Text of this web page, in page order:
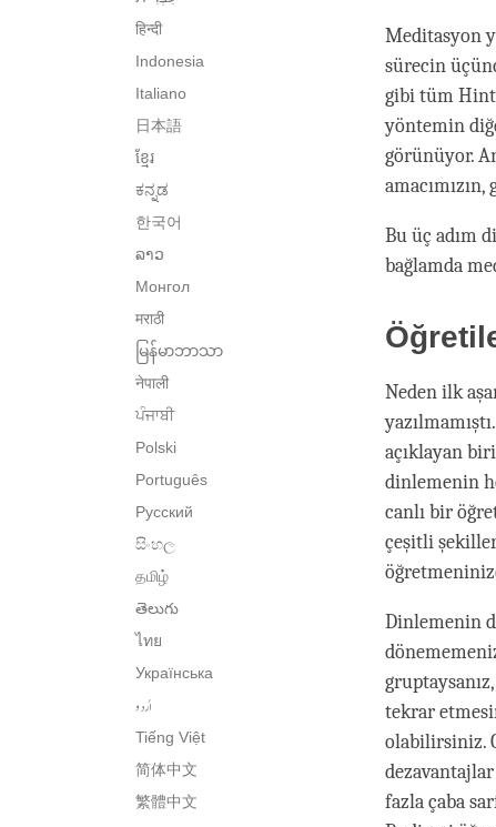
हिन्दी
Indonesia
Italiano
日本語
ខ្មែរ
ಕನ್ನಡ
한국어
ລາວ
Монгол
मराठी
မြန်မာဘာသာ
नेपाली
ਪੰਜਾਬੀ
Polski
Português
Русский
සිංහල
தமிழ்
తెలుగు
ไทย
Українська
اُردو
Tiếng Việt
简体中文
繁體中文
Meditasyon
sürecin
gibi tüm Hint
yöntemin
görünüyor.
Bu üç adım
bağlamda
Neden ilk
açıklayan
dinlemenin
canlı bir
çeşitli
Dinlemenin
tekrar
olabilirsiniz.
fazla çaba